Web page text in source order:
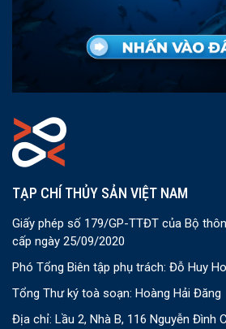
TẠP CHÍ THỦY SẢN VIỆT NAM
Giấy phép số 179/GP-TTĐT của Bộ
cấp ngày 25/09/2020
Phó Tổng Biên tập phụ trách: Đỗ Huy
Tổng Thư ký toà soạn: Hoàng Hải Đăng
Địa chỉ: Lầu 2, Nhà B, 116 Nguyễn Đình